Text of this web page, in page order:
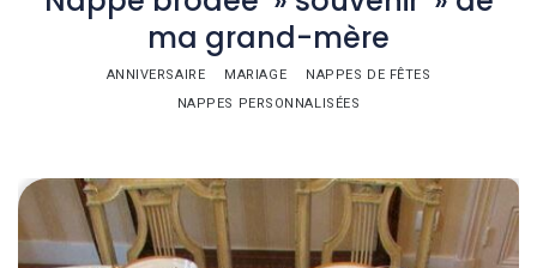
ma grand-mère
ANNIVERSAIRE MARIAGE
NAPPES DE FÊTES
NAPPES PERSONNALISÉES